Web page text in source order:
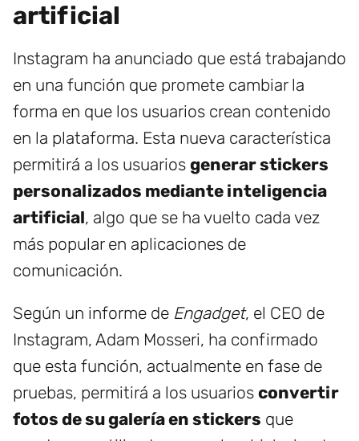
artificial
Instagram ha anunciado que está trabajando
en una función que promete cambiar la
forma en que los usuarios crean contenido
en la plataforma. Esta nueva característica
permitirá a los usuarios generar stickers
personalizados mediante inteligencia
artificial, algo que se ha vuelto cada vez
más popular en aplicaciones de
comunicación.
Según un informe de Engadget, el CEO de
Instagram, Adam Mosseri, ha confirmado
que esta función, actualmente en fase de
pruebas, permitirá a los usuarios convertir
fotos de su galería en stickers que